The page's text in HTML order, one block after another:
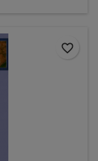
favorite_border